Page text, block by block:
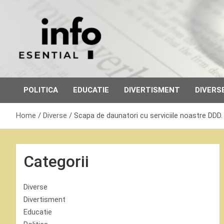
POLITICA EDUCATIE DIVERTISMENT
Home Diverse Scapa de daunatori cu serviciile noastre DDD.
Categorii
Diverse
Divertisment
Educatie